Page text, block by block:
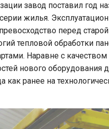
завод поставил год
жилья.
перед
тепловой обработки
Наравне с
нового оборудования
как ранее на